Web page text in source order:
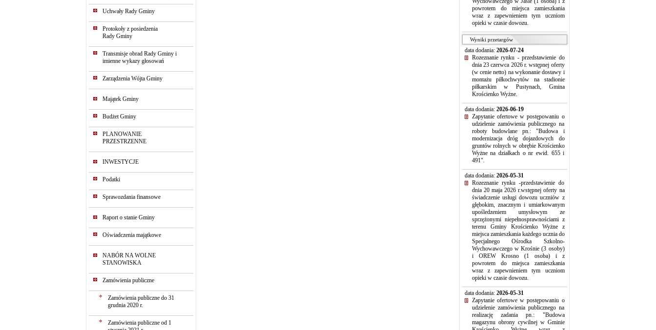
Uchwały Rady Gminy
Protokoły z posiedzenia
Rady Gminy
Transmisje obrad Rady Gminy i
imienne wykazy głosowań
Zarządzenia Wójta Gminy
Majątek Gminy
Budżet Gminy
PLANOWANIE
PRZESTRZENNE
INWESTYCJE
Podatki
Sprawozdania finansowe
Raport o stanie Gminy
Oświadczenia majątkowe
NABÓR NA WOLNE
STANOWISKA
Zamówienia publiczne
Zamówienia publiczne do 31
grudnia 2020 r.
Zamówienia publiczne od 1
powrotem do miejsca zamieszkania
wraz z zapewnieniem tym uczniom
opieki w czasie dowozu.
Wyniki przetargów
data dodania: 2026-07-24
Rozeznanie rynku - przedstawienie do
dnia 23 czerwca 2026 r. wstępnej oferty
(w cenie netto) na wykonanie dostawy i
montażu piłkochwytów na stadionie
piłkarskim w Pustynach, Gmina
Krościenko Wyżne.
data dodania: 2026-06-19
Zapytanie ofertowe w postępowaniu o
udzielenie zamówienia publicznego na
roboty budowlane pn.: "Budowa i
modernizacja dróg dojazdowych do
gruntów rolnych w obrębie Krościenko
Wyżne na działkach o nr ewid. 655 i
491".
data dodania: 2026-05-31
Rozeznanie rynku -przedstawienie do
dnia 20 maja 2026 r.wstępnej oferty na
świadczenie usługi dowozu uczniów z
głębokim, znacznym i umiarkowanym
upośledzeniem umysłowym ze
sprzężonymi niepełnosprawnościami z
terenu Gminy Krościenko Wyżne z
miejsca zamieszkania każdego ucznia do
Specjalnego Ośrodka Szkolno-
Wychowawczego w Krośnie (3 osoby)
i OREW Krosno (1 osoba) i z
powrotem do miejsca zamieszkania
wraz z zapewnieniem tym uczniom
opieki w czasie dowozu.
data dodania: 2026-05-31
Zapytanie ofertowe w postępowaniu o
udzielenie zamówienia publicznego na
realizację zadania pn.: "Budowa
magazynu obrony cywilnej w Gminie